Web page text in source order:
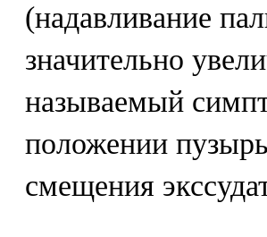
(надавливание
значительно
называемый
положении
смещения